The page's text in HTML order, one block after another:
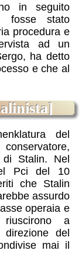
in seguito
fosse stato
procedura e
ad un
ha detto
e che al
del
Stalin. Nel
Pci del 10
che Stalin
assurdo
operaia e
riuscirono a
del
mai il